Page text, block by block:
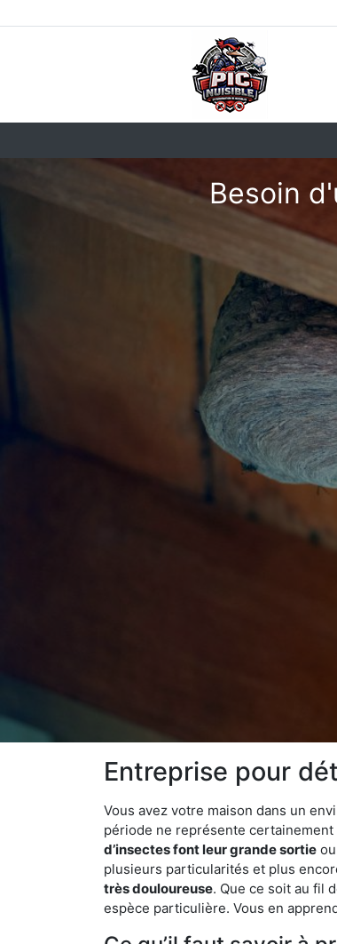
Besoin
Entreprise pour
Vous avez votre maison dans un
période ne représente certainement
d’insectes font leur grande sortie
plusieurs particularités et plus
très douloureuse. Que ce soit au fil
espèce particulière. Vous en